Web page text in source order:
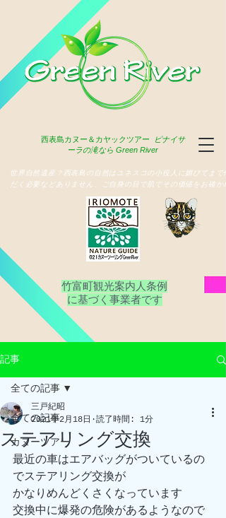
西表島カヌー＆カヤックツアー
ピナイサ
ーラの滝なら Green River
竹富町観光案内人条例
​に基づく事業者です
世界自然遺産？西表島の自然はユネスコの小役人に媚びてまで
だく必要などありません、ご自身の目で肌でその価値をお確か
記事
全ての記事
カヌーツアー
全ての記事
ステアリング交換
三戸紀昭
2021年2月18日
読了時間: 1分
最近の車はエアバッグがついているの
でステアリング交換が
かなりめんどくさくなっています
交換中に爆発の危険があるようなので